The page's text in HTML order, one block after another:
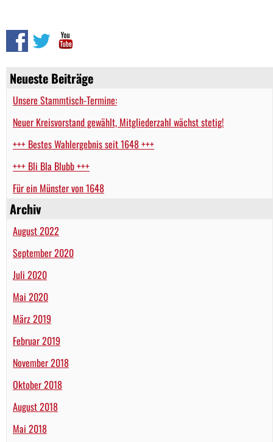
Neueste Beiträge
Unsere Stammtisch-Termine:
Neuer Kreisvorstand gewählt, Mitgliederzahl wächst stetig!
+++ Bestes Wahlergebnis seit 1648 +++
+++ Bli Bla Blubb +++
Für ein Münster von 1648
Archiv
August 2022
September 2020
Juli 2020
Mai 2020
März 2019
Februar 2019
November 2018
Oktober 2018
August 2018
Mai 2018